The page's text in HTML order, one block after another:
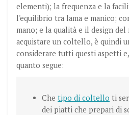
elementi); la frequenza e la
l'equilibrio tra lama e manico;
mano; e la qualità e il design del
acquistare un coltello, è quindi
considerare tutti questi aspetti
quanto segue:
Che tipo di coltello ti
dei piatti che prepari di